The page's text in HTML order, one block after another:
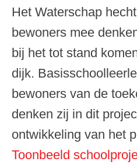
Het Waterschap
bewoners mee
bij het tot stand
dijk.
bewoners van de
denken zij in dit
ontwikkeling van het
Toonbeeld